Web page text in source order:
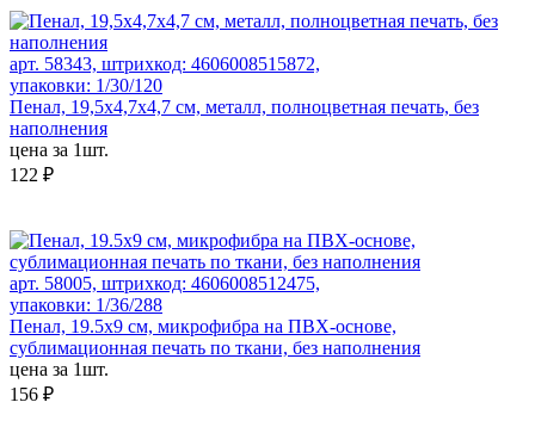
арт. 58343, штрихкод: 4606008515872,
упаковки: 1/30/120
Пенал, 19,5x4,7x4,7 см, металл, полноцветная печать, без
наполнения
цена за 1шт.
122 ₽
арт. 58005, штрихкод: 4606008512475,
упаковки: 1/36/288
Пенал, 19.5х9 см, микрофибра на ПВХ-основе,
сублимационная печать по ткани, без наполнения
цена за 1шт.
156 ₽